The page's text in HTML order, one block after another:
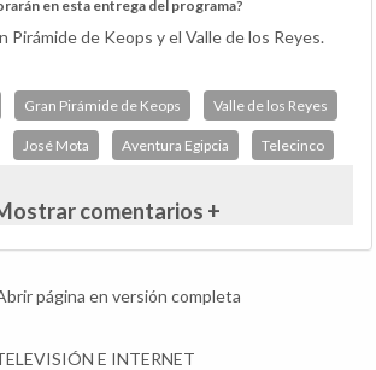
en esta entrega del programa?
Pirámide de Keops y el Valle de los Reyes.
Gran Pirámide de Keops Valle de los Reyes
José Mota Aventura Egipcia Telecinco
comentarios +
página en versión completa
E INTERNET